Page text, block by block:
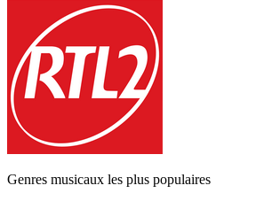
Genres musicaux les plus populaires